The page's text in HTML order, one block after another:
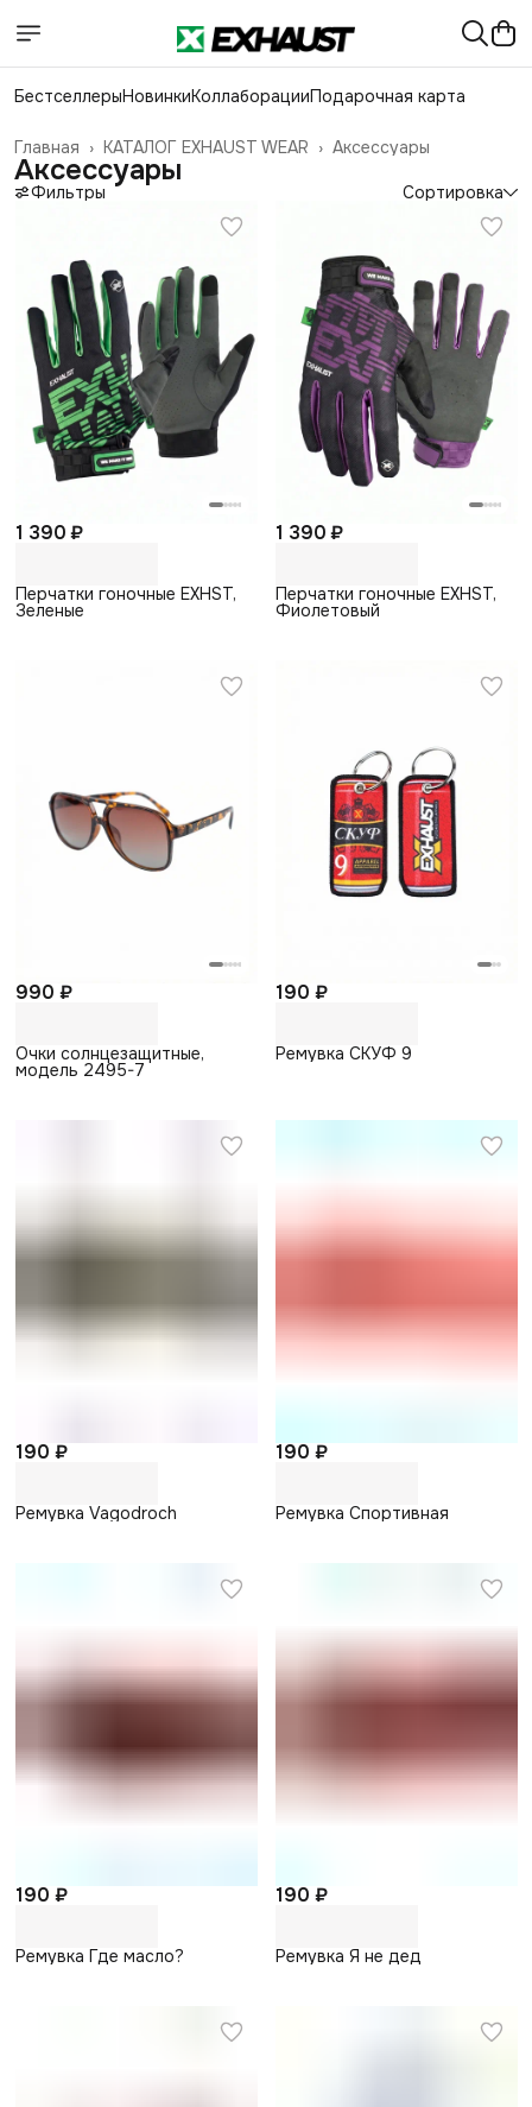
БестселлерыНовинкиКоллаборацииПодарочная карта
Аксессуары
КАТАЛОГ EXHAUST WEAR ›
Главная ›
Аксессуары
Фильтры Сортировка
1 390 ₽
Перчатки гоночные EXHST,
Зеленые
1 390 ₽
Перчатки гоночные EXHST,
Фиолетовый
990 ₽
Очки солнцезащитные,
модель 2495-7
190 ₽
Ремувка СКУФ 9
190 ₽
Ремувка Vagodroch
190 ₽
Ремувка Спортивная
190 ₽
Ремувка Где масло?
190 ₽
Ремувка Я не дед